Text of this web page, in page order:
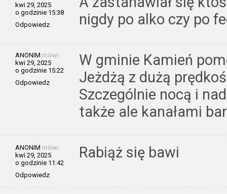
kwi 29, 2025
o godzinie 15:38
Odpowiedz
nigdy po alko czy po
ANONIM mówi:
kwi 29, 2025
o godzinie 15:22
Odpowiedz
W gminie Kamień
Jeżdżą z dużą
Szczególnie nocą i
także ale kanałami
ANONIM mówi:
kwi 29, 2025
o godzinie 11:42
Odpowiedz
Rabiąż się bawi